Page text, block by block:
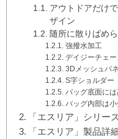
アウトドアだけ
ザイン
随所に散りばめ
強撥水加工
デイジーチェー
3Dメッシュパ
S字ショルダー
バッグ底面に
バッグ内部は
「エスリア」シリー
「エスリア」製品詳